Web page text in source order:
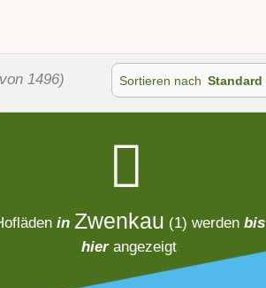
1496) Sortieren nach Standard
in Zwenkau (1) werden bis
hierangezeigt